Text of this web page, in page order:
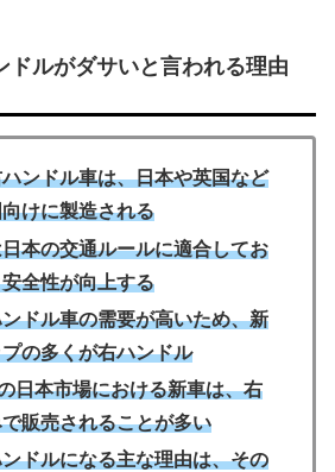
ドルがダサいと言われる理由
ンドル車は、日本や英国など
けに製造される
本の交通ルールに適合してお
全性が向上する
ドル車の需要が高いため、新
の多くが右ハンドル
日本市場における新車は、右
販売されることが多い
ドルになる主な理由は、その